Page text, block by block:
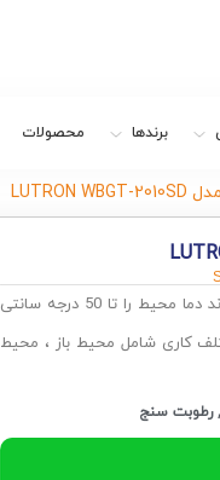
برندها محصولات
می تواند دما محیط را تا 50 درجه سانتی
های مختلف کاری شامل محیط باز ، محیط
,رطوبت سنج